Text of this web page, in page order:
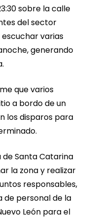
sobre la calle
del sector
varias
generando
que varios
a bordo de un
los disparos para
de Santa Catarina
la zona y realizar
responsables,
de personal de la
León para el